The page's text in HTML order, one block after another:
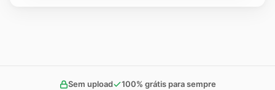
Sem upload
100% grátis para sempre